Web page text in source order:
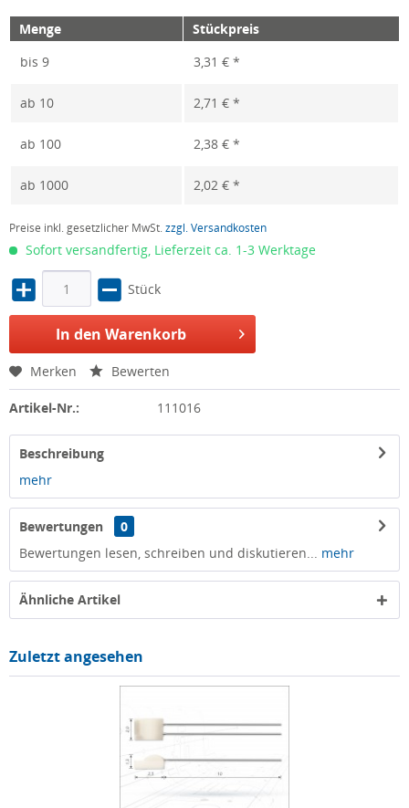
Menge
Stückpreis
bis 9 3,31 € *
ab 10 2,71 € *
ab 100 2,38 € *
ab 1000 2,02 € *
Preise inkl. gesetzlicher MwSt.zzgl. Versandkosten
Sofort versandfertig, Lieferzeit ca. 1-3 Werktage
Stück
In den Warenkorb
Merken Bewerten
Artikel-Nr.: 111016
Beschreibung
mehr
Bewertungen
0
Bewertungen lesen, schreiben und diskutieren...
mehr
Ähnliche Artikel
Zuletzt angesehen